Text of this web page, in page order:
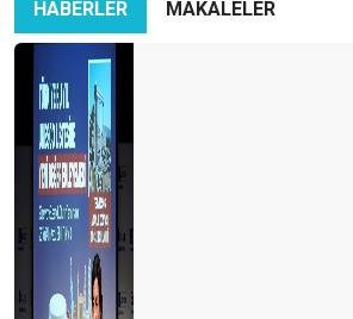
Yaklaşım
OTELLERDE SÜRDÜRÜLEBİLİRLİK
Tarsus Turizm Çalıştayı
GORDION ANTİK KENTİ VE FRIG BAŞLIĞI
Yanan Ormanlar, Küresel Isınma ve İklim
ChatGPT ve KONAKLAMA SEKTÖRÜ
Yeni Sürdürülebilir Turizm Programı ve GSTC
HABERLER
MAKALELER